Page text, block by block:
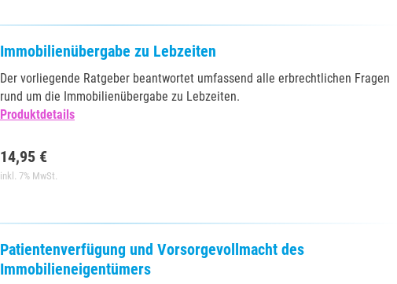
Immobilienübergabe zu Lebzeiten
Der vorliegende Ratgeber beantwortet umfassend alle erbrechtlichen Fragen
rund um die Immobilienübergabe zu Lebzeiten.
Produktdetails
14,95 €
inkl. 7% MwSt.
Patientenverfügung und Vorsorgevollmacht des
Immobilieneigentümers